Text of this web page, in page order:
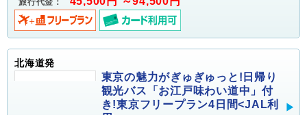
旅行代金：
北海道発
東京の魅力がぎゅぎゅっと!日帰り
観光バス「お江戸味わい道中」付
き!東京フリープラン4日間<JAL利